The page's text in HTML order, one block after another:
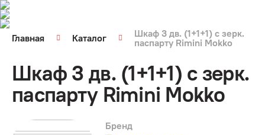
Главная Каталог
Шкаф 3 дв. (1+1+1) с зерк.
паспарту Rimini Mokko
Шкаф 3 дв. (1+1+1) с зерк.
паспарту Rimini Mokko
Бренд